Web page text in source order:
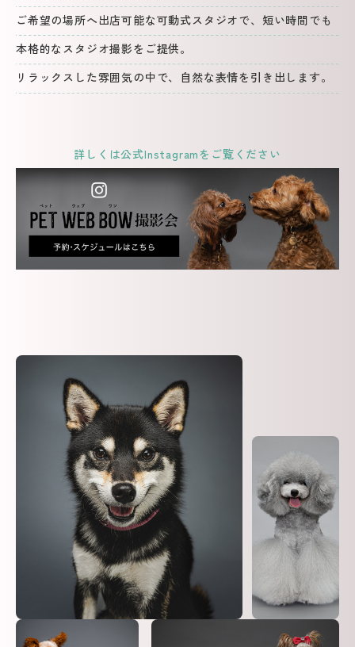
ご希望の場所へ出店可能な可動式スタジオで、短い時間でも
本格的なスタジオ撮影をご提供。
リラックスした雰囲気の中で、自然な表情を引き出します。
詳しくは公式Instagramをご覧ください